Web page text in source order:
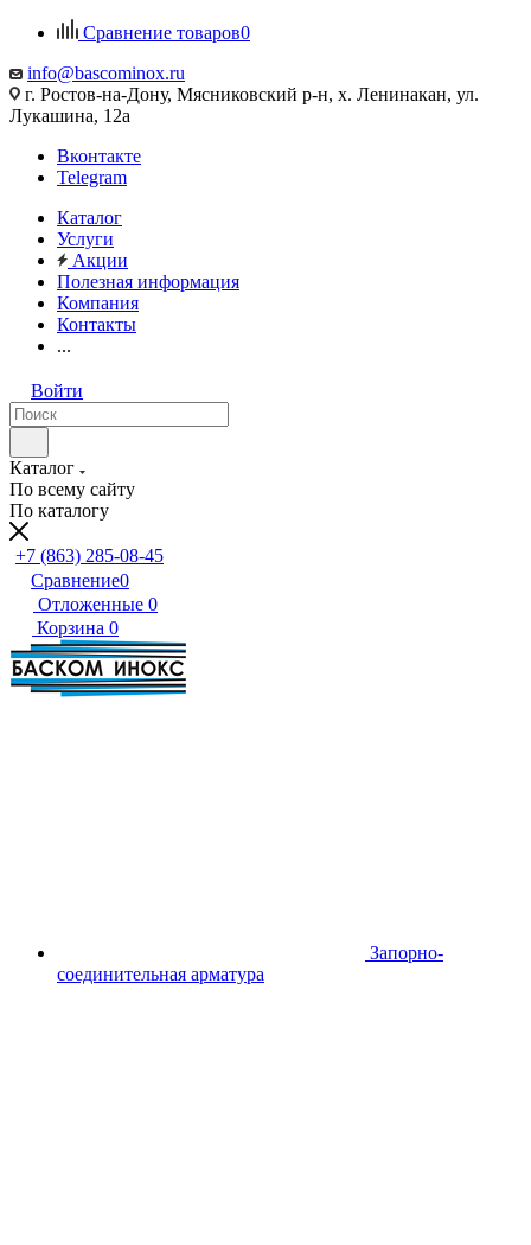
Сравнение товаров0
info@bascominox.ru
г. Ростов-на-Дону, Мясниковский р-н, х. Ленинакан, ул.
Лукашина, 12а
Вконтакте
Telegram
Каталог
Услуги
Акции
Полезная информация
Компания
Контакты
...
Войти
Каталог
По всему сайту
По каталогу
+7 (863) 285-08-45
Сравнение0
Отложенные 0
Корзина 0
Запорно-
соединительная арматура